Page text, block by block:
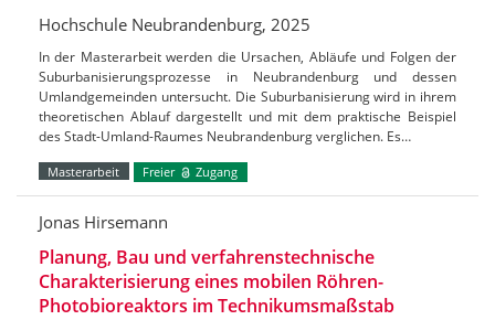
Hochschule Neubrandenburg, 2025
In der Masterarbeit werden die Ursachen, Abläufe und Folgen der
Suburbanisierungsprozesse in Neubrandenburg und dessen
Umlandgemeinden untersucht. Die Suburbanisierung wird in ihrem
theoretischen Ablauf dargestellt und mit dem praktische Beispiel
des Stadt-Umland-Raumes Neubrandenburg verglichen. Es…
Masterarbeit Freier Zugang
Jonas Hirsemann
Planung, Bau und verfahrenstechnische
Charakterisierung eines mobilen Röhren-
Photobioreaktors im Technikumsmaßstab